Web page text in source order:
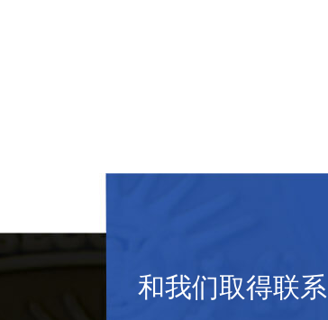
和我们取得联系